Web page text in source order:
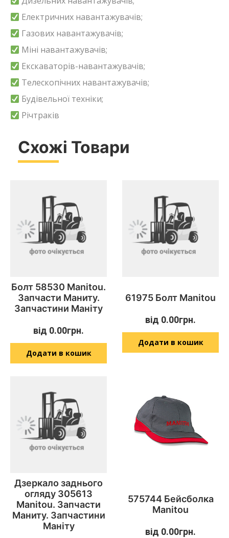
Електричних навантажувачів;
Газових навантажувачів;
Міні навантажувачів;
Екскаваторів-навантажувачів;
Телескопічних навантажувачів;
Будівельної техніки;
Річтраків
Схожі Товари
Болт 58530 Manitou.
Запчасти Маниту.
Запчастини Маніту
від 0.00грн.
Додати в кошик
61975 Болт Manitou
від 0.00грн.
Додати в кошик
Дзеркало заднього
огляду 305613
Manitou. Запчасти
Маниту. Запчастини
Маніту
575744 Бейсболка
Manitou
від 0.00грн.